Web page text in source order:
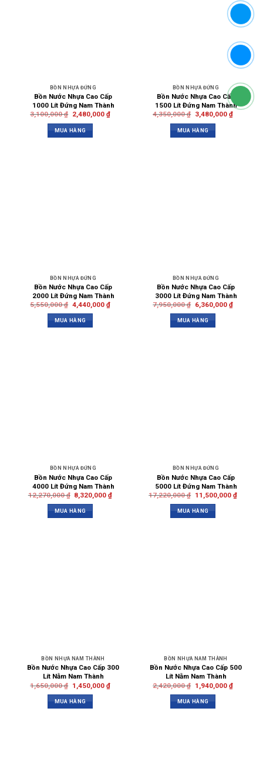
BỒN NHỰA ĐỨNG
Bồn Nước Nhựa Cao Cấp
1000 Lít Đứng Nam Thành
3,100,000₫ 2,480,000 ₫
MUA HÀNG
BỒN NHỰA ĐỨNG
Bồn Nước Nhựa Cao Cấp
1500 Lít Đứng Nam Thành
4,350,000₫ 3,480,000 ₫
MUA HÀNG
BỒN NHỰA ĐỨNG
Bồn Nước Nhựa Cao Cấp
2000 Lít Đứng Nam Thành
5,550,000₫ 4,440,000 ₫
MUA HÀNG
BỒN NHỰA ĐỨNG
Bồn Nước Nhựa Cao Cấp
3000 Lít Đứng Nam Thành
7,950,000₫ 6,360,000 ₫
MUA HÀNG
BỒN NHỰA ĐỨNG
Bồn Nước Nhựa Cao Cấp
4000 Lít Đứng Nam Thành
12,270,000₫ 8,320,000₫
MUA HÀNG
BỒN NHỰA ĐỨNG
Bồn Nước Nhựa Cao Cấp
5000 Lít Đứng Nam Thành
17,220,000₫ 11,500,000 ₫
MUA HÀNG
BỒN NHỰA NAM THÀNH
Bồn Nước Nhựa Cao Cấp 300
Lít Nằm Nam Thành
1,650,000₫ 1,450,000 ₫
MUA HÀNG
BỒN NHỰA NAM THÀNH
Bồn Nước Nhựa Cao Cấp 500
Lít Nằm Nam Thành
2,420,000₫ 1,940,000 ₫
MUA HÀNG